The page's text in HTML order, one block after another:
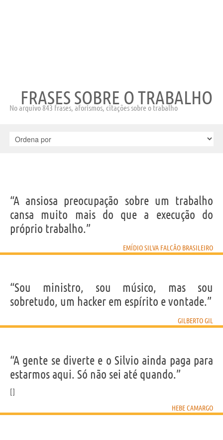
FRASES SOBRE O TRABALHO
No arquivo 843 frases, aforismos, citações sobre o trabalho
“A ansiosa preocupação sobre um trabalho
cansa muito mais do que a execução do
próprio trabalho.”
EMÍDIO SILVA FALCÃO BRASILEIRO
“Sou ministro, sou músico, mas sou
sobretudo, um hacker em espírito e vontade.”
GILBERTO GIL
“A gente se diverte e o Silvio ainda paga para
estarmos aqui. Só não sei até quando.”
HEBE CAMARGO